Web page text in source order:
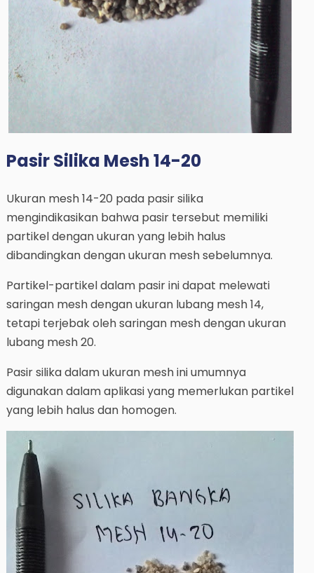
Pasir Silika Mesh 14-20
Ukuran mesh 14-20 pada pasir silika
mengindikasikan bahwa pasir tersebut memiliki
partikel dengan ukuran yang lebih halus
dibandingkan dengan ukuran mesh sebelumnya.
Partikel-partikel dalam pasir ini dapat melewati
saringan mesh dengan ukuran lubang mesh 14,
tetapi terjebak oleh saringan mesh dengan ukuran
lubang mesh 20.
Pasir silika dalam ukuran mesh ini umumnya
digunakan dalam aplikasi yang memerlukan partikel
yang lebih halus dan homogen.